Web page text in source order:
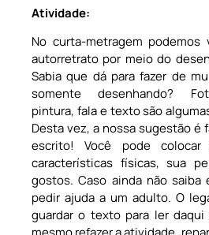
Atividade:
No curta-metragem podemos
autorretrato por meio do
Sabia que dá para fazer de
somente desenhando?
pintura, fala e texto são
Desta vez, a nossa sugestão é
escrito! Você pode colocar
características físicas, sua
gostos. Caso ainda não saiba
pedir ajuda a um adulto. O
guardar o texto para ler